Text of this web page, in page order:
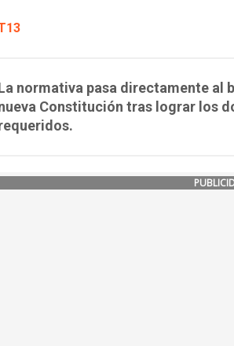
normativa pasa directamente al
Constitución tras lograr los